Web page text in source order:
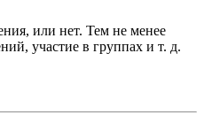
или нет. Тем не менее
участие в группах и т. д.